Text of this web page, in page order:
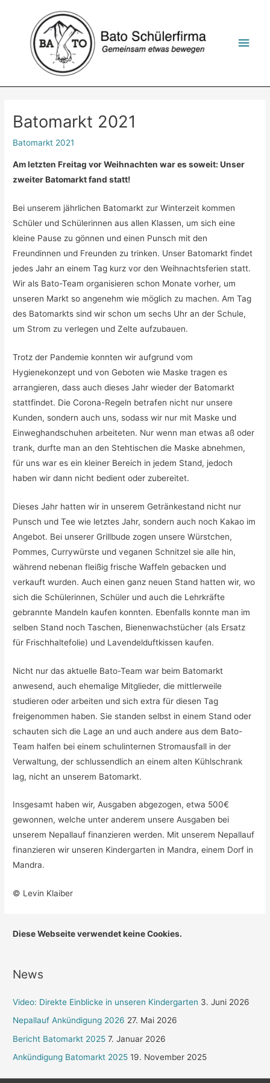
springen
Batomarkt 2021
Batomarkt 2021
Am letzten Freitag vor Weihnachten war es soweit: Unser
zweiter Batomarkt fand statt!
Bei unserem jährlichen Batomarkt zur Winterzeit kommen
Schüler und Schülerinnen aus allen Klassen, um sich eine
kleine Pause zu gönnen und einen Punsch mit den
Freundinnen und Freunden zu trinken. Unser Batomarkt findet
jedes Jahr an einem Tag kurz vor den Weihnachtsferien statt.
Wir als Bato-Team organisieren schon Monate vorher, um
unseren Markt so angenehm wie möglich zu machen. Am Tag
des Batomarkts sind wir schon um sechs Uhr an der Schule,
um Strom zu verlegen und Zelte aufzubauen.
Trotz der Pandemie konnten wir aufgrund vom
Hygienekonzept und von Geboten wie Maske tragen es
arrangieren, dass auch dieses Jahr wieder der Batomarkt
stattfindet. Die Corona-Regeln betrafen nicht nur unsere
Kunden, sondern auch uns, sodass wir nur mit Maske und
Einweghandschuhen arbeiteten. Nur wenn man etwas aß oder
trank, durfte man an den Stehtischen die Maske abnehmen,
für uns war es ein kleiner Bereich in jedem Stand, jedoch
haben wir dann nicht bedient oder zubereitet.
Dieses Jahr hatten wir in unserem Getränkestand nicht nur
Punsch und Tee wie letztes Jahr, sondern auch noch Kakao im
Angebot. Bei unserer Grillbude zogen unsere Würstchen,
Pommes, Currywürste und veganen Schnitzel sie alle hin,
während nebenan fleißig frische Waffeln gebacken und
verkauft wurden. Auch einen ganz neuen Stand hatten wir, wo
sich die Schülerinnen, Schüler und auch die Lehrkräfte
gebrannte Mandeln kaufen konnten. Ebenfalls konnte man im
selben Stand noch Taschen, Bienenwachstücher (als Ersatz
für Frischhaltefolie) und Lavendelduftkissen kaufen.
Nicht nur das aktuelle Bato-Team war beim Batomarkt
anwesend, auch ehemalige Mitglieder, die mittlerweile
studieren oder arbeiten und sich extra für diesen Tag
freigenommen haben. Sie standen selbst in einem Stand oder
schauten sich die Lage an und auch andere aus dem Bato-
Team halfen bei einem schulinternen Stromausfall in der
Verwaltung, der schlussendlich an einem alten Kühlschrank
lag, nicht an unserem Batomarkt.
Insgesamt haben wir, Ausgaben abgezogen, etwa 500€
gewonnen, welche unter anderem unsere Ausgaben bei
unserem Nepallauf finanzieren werden. Mit unserem Nepallauf
finanzieren wir unseren Kindergarten in Mandra, einem Dorf in
Mandra.
© Levin Klaiber
Diese Webseite verwendet keine Cookies.
News
Video: Direkte Einblicke in unseren Kindergarten 3. Juni 2026
Nepallauf Ankündigung 2026 27. Mai 2026
Bericht Batomarkt 2025 7. Januar 2026
Ankündigung Batomarkt 2025 19. November 2025